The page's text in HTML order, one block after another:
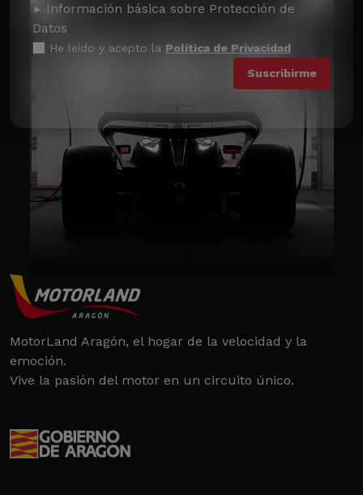
Información básica sobre Protección de
Datos
He leído y acepto la Política de Privacidad
MotorLand Aragón, el hogar de la velocidad y la
emoción.
Vive la pasión del motor en un circuito único.